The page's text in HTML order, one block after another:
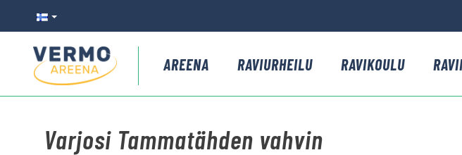
AREENA RAVIURHEILU RAVIKOULU
Varjosi Tammatähden vahvin